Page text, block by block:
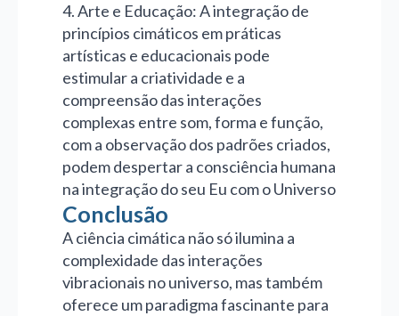
4. Arte e Educação: A integração de
princípios cimáticos em práticas
artísticas e educacionais pode
estimular a criatividade e a
compreensão das interações
complexas entre som, forma e função,
com a observação dos padrões criados,
podem despertar a consciência humana
na integração do seu Eu com o Universo
Conclusão
A ciência cimática não só ilumina a
complexidade das interações
vibracionais no universo, mas também
oferece um paradigma fascinante para